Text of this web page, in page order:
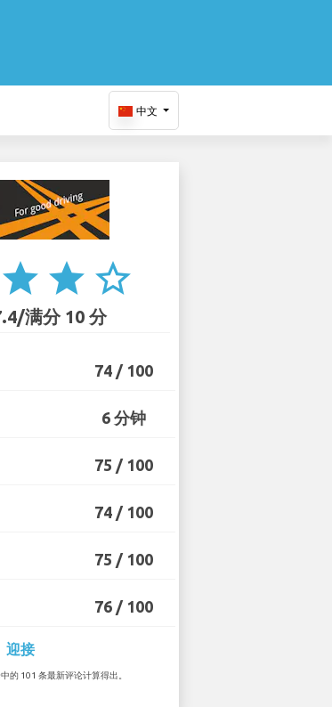
中文
star star star_border
满分 10 分
74 / 100
6 分钟
75 / 100
74 / 100
75 / 100
76 / 100
迎接
的 101 条最新评论计算得出。